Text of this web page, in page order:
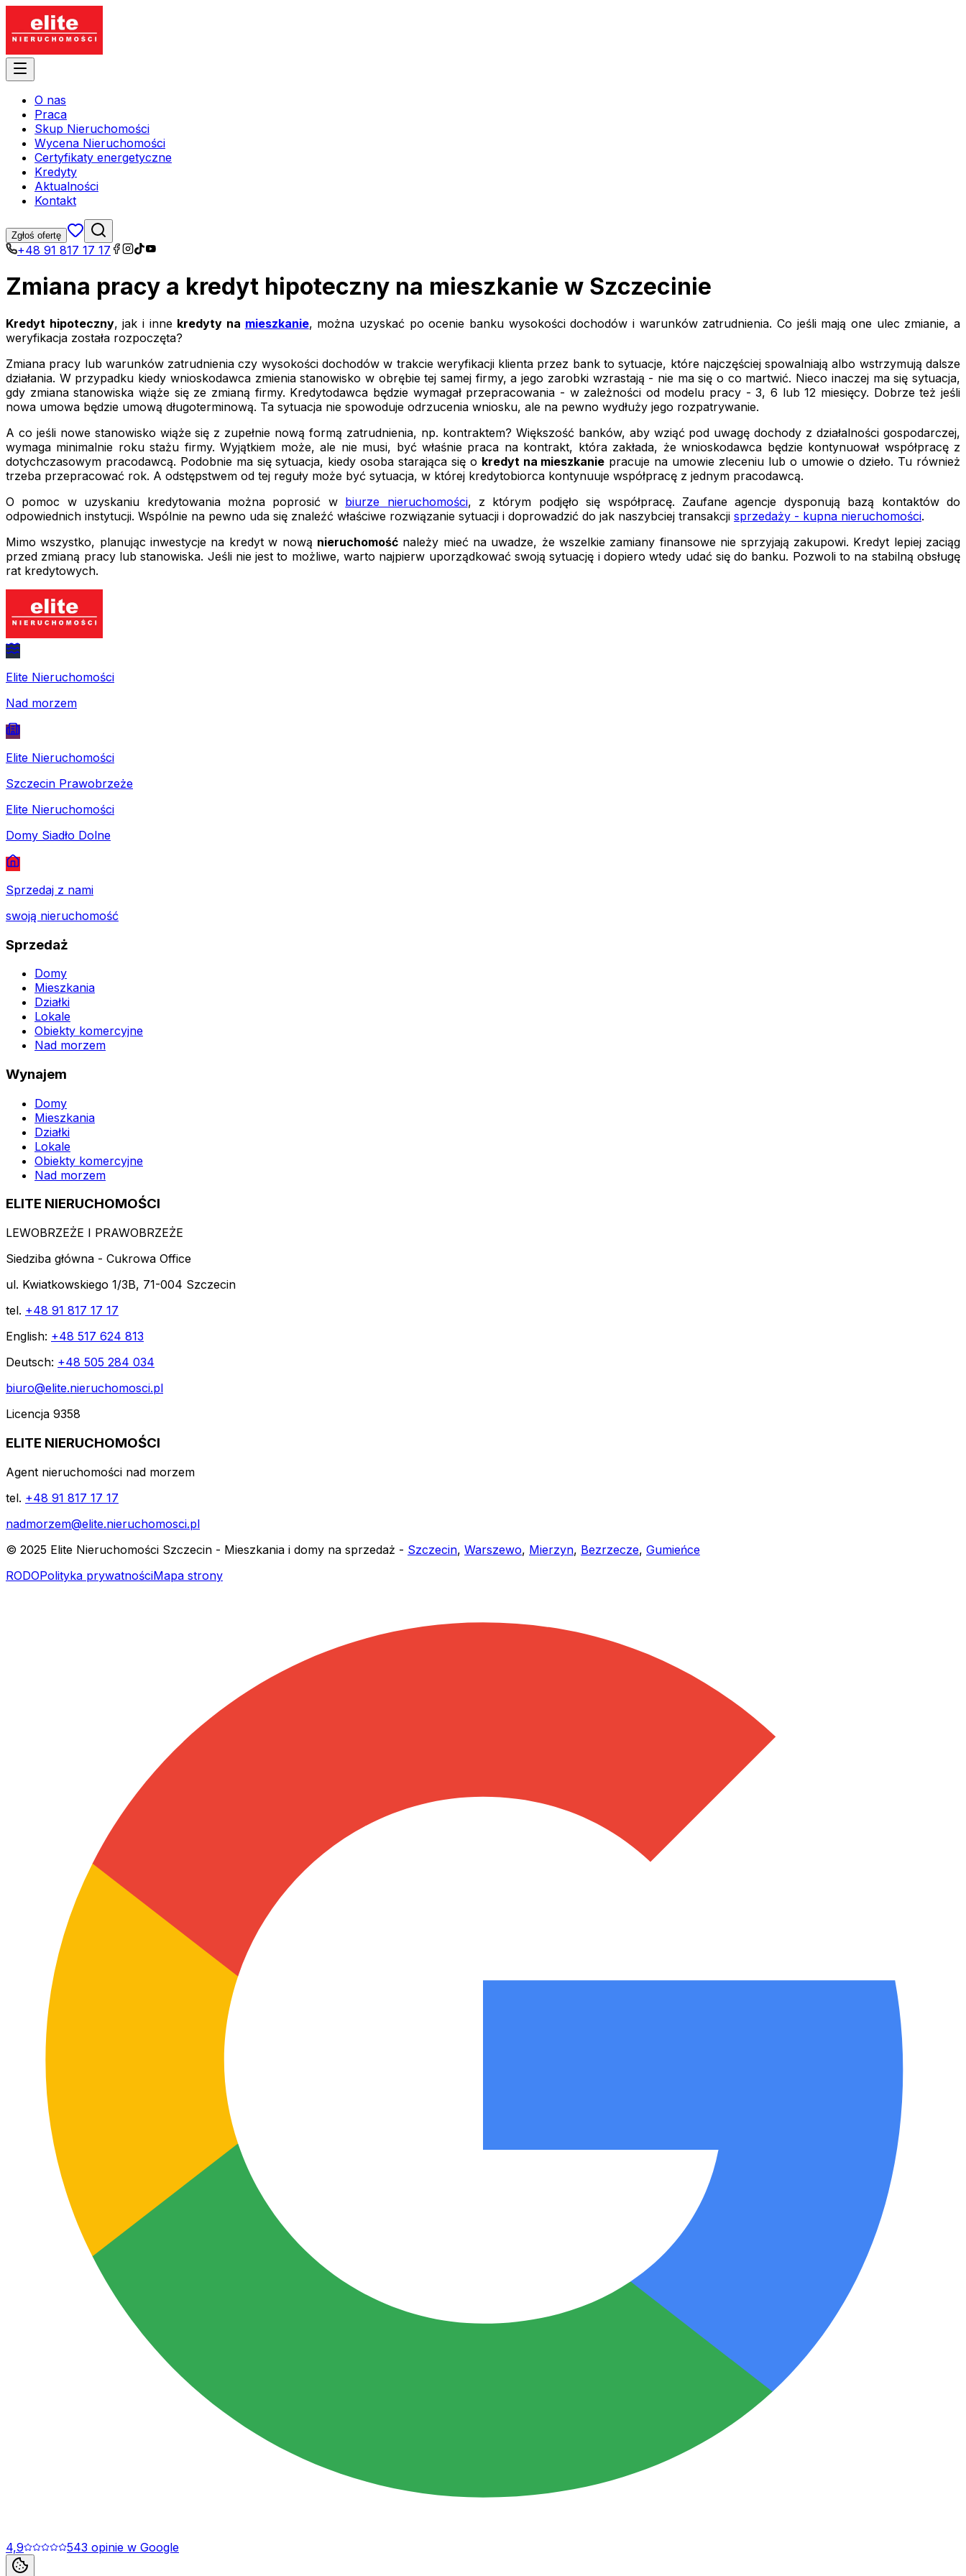
O nas
Praca
Skup Nieruchomości
Wycena Nieruchomości
Certyfikaty energetyczne
Kredyty
Aktualności
Kontakt
Zgłoś ofertę
+48 91 817 17 17
Zmiana pracy a kredyt hipoteczny na mieszkanie w Szczecinie
Kredyt hipoteczny, jak i inne kredyty na mieszkanie, można uzyskać po ocenie banku wysokości dochodów i warunków zatrudnienia. Co jeśli mają one ulec zmianie, a
weryfikacja została rozpoczęta?
Zmiana pracy lub warunków zatrudnienia czy wysokości dochodów w trakcie weryfikacji klienta przez bank to sytuacje, które najczęściej spowalniają albo wstrzymują dalsze
działania. W przypadku kiedy wnioskodawca zmienia stanowisko w obrębie tej samej firmy, a jego zarobki wzrastają - nie ma się o co martwić. Nieco inaczej ma się sytuacja,
gdy zmiana stanowiska wiąże się ze zmianą firmy. Kredytodawca będzie wymagał przepracowania - w zależności od modelu pracy - 3, 6 lub 12 miesięcy. Dobrze też jeśli
nowa umowa będzie umową długoterminową. Ta sytuacja nie spowoduje odrzucenia wniosku, ale na pewno wydłuży jego rozpatrywanie.
A co jeśli nowe stanowisko wiąże się z zupełnie nową formą zatrudnienia, np. kontraktem? Większość banków, aby wziąć pod uwagę dochody z działalności gospodarczej,
wymaga minimalnie roku stażu firmy. Wyjątkiem może, ale nie musi, być właśnie praca na kontrakt, która zakłada, że wnioskodawca będzie kontynuował współpracę z
dotychczasowym pracodawcą. Podobnie ma się sytuacja, kiedy osoba starająca się o kredyt na mieszkanie pracuje na umowie zleceniu lub o umowie o dzieło. Tu również
trzeba przepracować rok. A odstępstwem od tej reguły może być sytuacja, w której kredytobiorca kontynuuje współpracę z jednym pracodawcą.
O pomoc w uzyskaniu kredytowania można poprosić w biurze nieruchomości, z którym podjęło się współpracę. Zaufane agencje dysponują bazą kontaktów do
odpowiednich instytucji. Wspólnie na pewno uda się znaleźć właściwe rozwiązanie sytuacji i doprowadzić do jak naszybciej transakcji sprzedaży - kupna nieruchomości.
Mimo wszystko, planując inwestycje na kredyt w nową nieruchomośćnależy mieć na uwadze, że wszelkie zamiany finansowe nie sprzyjają zakupowi. Kredyt lepiej zaciąg
przed zmianą pracy lub stanowiska. Jeśli nie jest to możliwe, warto najpierw uporządkować swoją sytuację i dopiero wtedy udać się do banku. Pozwoli to na stabilną obsługę
rat kredytowych.
Elite Nieruchomości
Nad morzem
Elite Nieruchomości
Szczecin Prawobrzeże
Elite Nieruchomości
Domy Siadło Dolne
Sprzedaj z nami
swoją nieruchomość
Sprzedaż
Domy
Mieszkania
Działki
Lokale
Obiekty komercyjne
Nad morzem
Wynajem
Domy
Mieszkania
Działki
Lokale
Obiekty komercyjne
Nad morzem
ELITE NIERUCHOMOŚCI
LEWOBRZEŻE I PRAWOBRZEŻE
Siedziba główna - Cukrowa Office
ul. Kwiatkowskiego 1/3B, 71-004 Szczecin
tel. +48 91 817 17 17
English: +48 517 624 813
Deutsch: +48 505 284 034
biuro@elite.nieruchomosci.pl
Licencja 9358
ELITE NIERUCHOMOŚCI
Agent nieruchomości nad morzem
tel. +48 91 817 17 17
nadmorzem@elite.nieruchomosci.pl
© 2025 Elite Nieruchomości Szczecin - Mieszkania i domy na sprzedaż - Szczecin, Warszewo, Mierzyn, Bezrzecze, Gumieńce
RODOPolityka prywatnościMapa strony
4,9 543 opinie w Google